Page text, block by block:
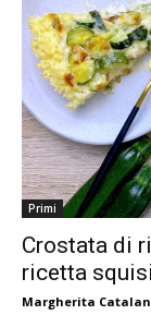
Primi
Crostata di
ricetta
Margherita